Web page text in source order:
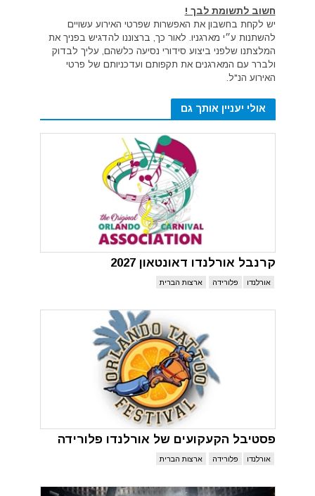
חשוב לתשומת לבך !
יש לקחת בחשבון את האפשרות שפרטי האירוע עשויים
להשתנות ע״י מארגניו. לאור כך, ברצוננו להדגיש בפניך את
המלצתנו שלפני ביצוע סידורי נסיעה כלשהם, עליך לבדוק
ולברר עם המארגנים את תקפותם ועדכניותם של פרטי
האירוע הנ"ל.
אולי יעניין אותך גם
קרנבל אורלנדו דאונטאון 2027
אורלנדו פלורידה ארצות הברית
פסטיבל הקעקועים של אורלנדו פלורידה
אורלנדו פלורידה ארצות הברית